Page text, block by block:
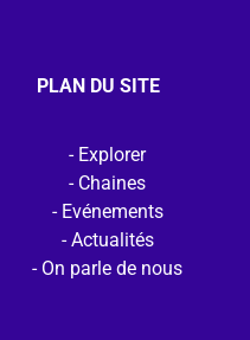
PLAN DU SITE
Explorer
Chaines
Evénements
Actualités
On parle de nous